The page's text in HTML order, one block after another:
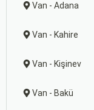
Van - Adana
Van - Kahire
Van - Kişinev
Van - Bakü